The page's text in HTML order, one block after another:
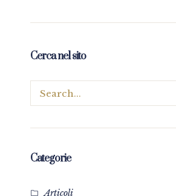
Cerca nel sito
Categorie
Articoli